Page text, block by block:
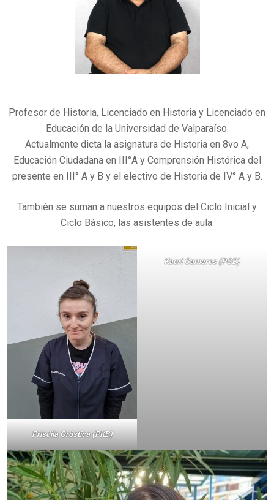
Profesor de Historia, Licenciado en Historia y Licenciado en
Educación de la Universidad de Valparaíso.
Actualmente dicta la asignatura de Historia en 8vo A,
Educación Ciudadana en III°A y Comprensión Histórica del
presente en III° A y B y el electivo de Historia de IV° A y B.
También se suman a nuestros equipos del Ciclo Inicial y
Ciclo Básico, las asistentes de aula:
Priscila Oróstica (PKB)
Kaori Gameros (PGB)